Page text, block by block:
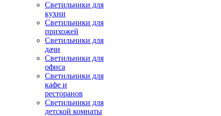
Светильники для
кухни
Светильники для
прихожей
Светильники для
дачи
Светильники для
офиса
Светильники для
кафе и
ресторанов
Светильники для
детской комнаты